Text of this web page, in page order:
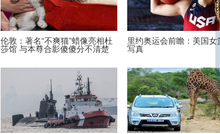
伦敦：著名“不爽猫”蜡像亮相杜
莎馆 与本尊合影傻傻分不清楚
里约奥运会前瞻：美国女
写真